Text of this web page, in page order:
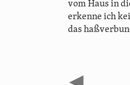
vom Haus in
erkenne ich
das